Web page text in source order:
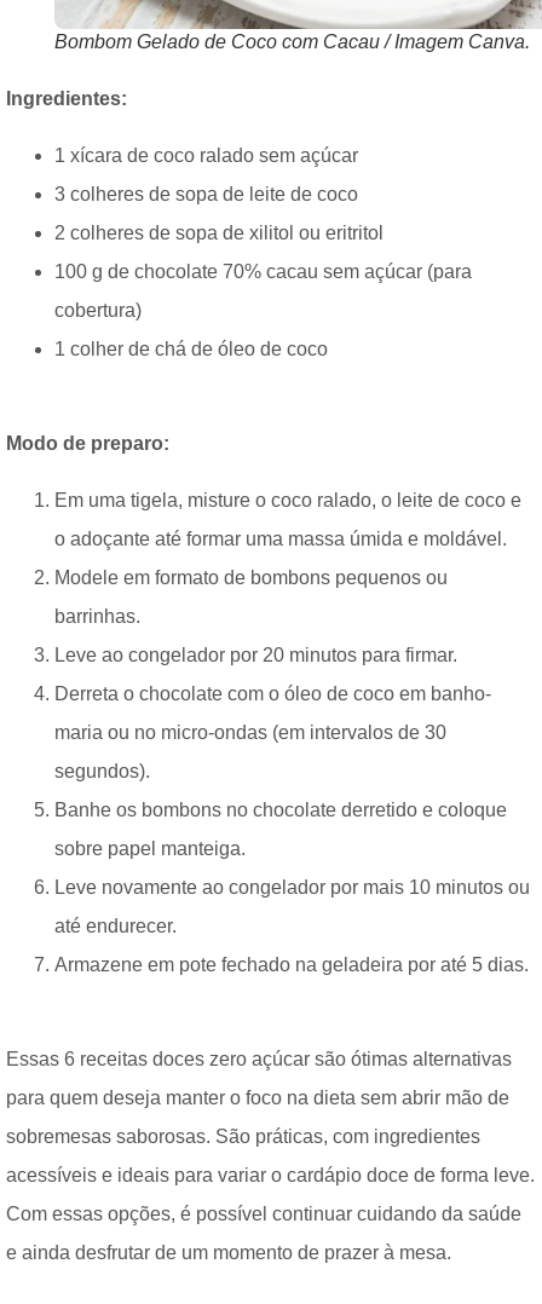
Bombom Gelado de Coco com Cacau / Imagem Canva.
Ingredientes:
1 xícara de coco ralado sem açúcar
3 colheres de sopa de leite de coco
2 colheres de sopa de xilitol ou eritritol
100 g de chocolate 70% cacau sem açúcar (para
cobertura)
1 colher de chá de óleo de coco
Modo de preparo:
Em uma tigela, misture o coco ralado, o leite de coco e
o adoçante até formar uma massa úmida e moldável.
Modele em formato de bombons pequenos ou
barrinhas.
Leve ao congelador por 20 minutos para firmar.
Derreta o chocolate com o óleo de coco em banho-
maria ou no micro-ondas (em intervalos de 30
segundos).
Banhe os bombons no chocolate derretido e coloque
sobre papel manteiga.
Leve novamente ao congelador por mais 10 minutos ou
até endurecer.
Armazene em pote fechado na geladeira por até 5 dias.
Essas 6 receitas doces zero açúcar são ótimas alternativas
para quem deseja manter o foco na dieta sem abrir mão de
sobremesas saborosas. São práticas, com ingredientes
acessíveis e ideais para variar o cardápio doce de forma leve.
Com essas opções, é possível continuar cuidando da saúde
e ainda desfrutar de um momento de prazer à mesa.